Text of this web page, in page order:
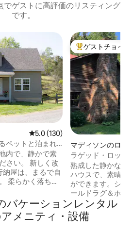
でゲストに高評価のリスティング
です。
です。
レビュー130件、5つ星中5.0つ
5.0 (130)
ペットと泊まれ
内で、静かで素
さい。 新しく改
屋は、まるで自
柔らかく落ち着
したり、自転車
ラフトビールの
ーフォックス蒸
大好評のゲスト
ゲストチョイス
マディソンのログ
ラゲッド・ロック
ウス
熟成した静かな森
ハウスで、素晴ら
ができます。シェ
ールドラグ＆ホワ
を含む）でのハイ
ワイナリー/醸造
ルとマディソン、
バケーションレンタル
メニティ・設備